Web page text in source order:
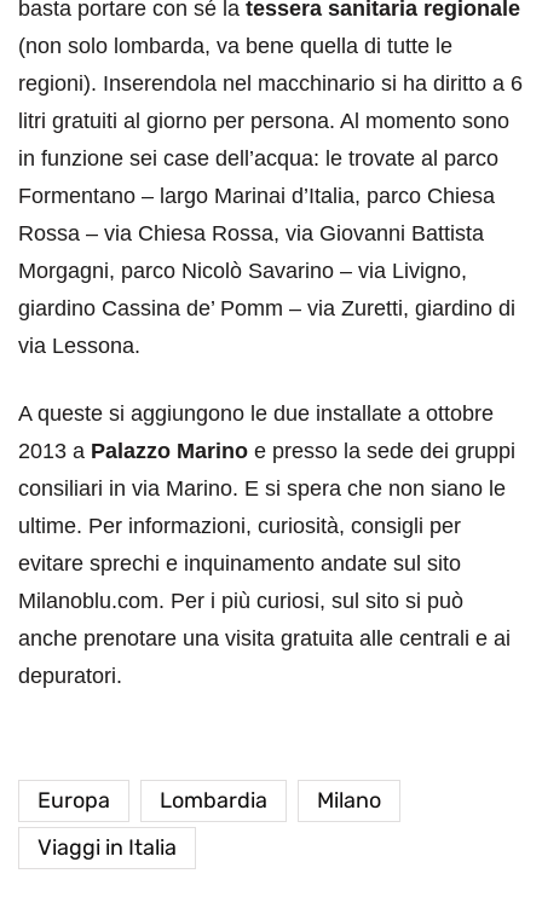
basta portare con sé la tessera sanitaria regionale
(non solo lombarda, va bene quella di tutte le
regioni). Inserendola nel macchinario si ha diritto a 6
litri gratuiti al giorno per persona. Al momento sono
in funzione sei case dell’acqua: le trovate al parco
Formentano – largo Marinai d’Italia, parco Chiesa
Rossa – via Chiesa Rossa, via Giovanni Battista
Morgagni, parco Nicolò Savarino – via Livigno,
giardino Cassina de’ Pomm – via Zuretti, giardino di
via Lessona.
A queste si aggiungono le due installate a ottobre
2013 a Palazzo Marino e presso la sede dei gruppi
consiliari in via Marino. E si spera che non siano le
ultime. Per informazioni, curiosità, consigli per
evitare sprechi e inquinamento andate sul sito
Milanoblu.com. Per i più curiosi, sul sito si può
anche prenotare una visita gratuita alle centrali e ai
depuratori.
Europa Lombardia
Milano
Viaggi in Italia